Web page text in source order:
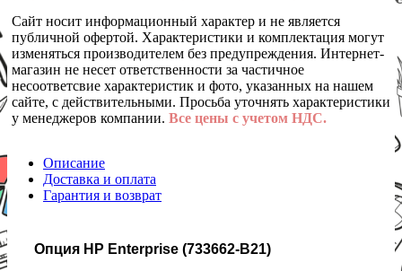
Сайт носит информационный характер и не является
публичной офертой. Характеристики и комплектация могут
изменяться производителем без предупреждения. Интернет-
магазин не несет ответственности за частичное
несоответсвие характеристик и фото, указанных на нашем
сайте, с действительными. Просьба уточнять характеристики
у менеджеров компании. Все цены с учетом НДС.
Описание
Доставка и оплата
Гарантия и возврат
Опция HP Enterprise (733662-B21)